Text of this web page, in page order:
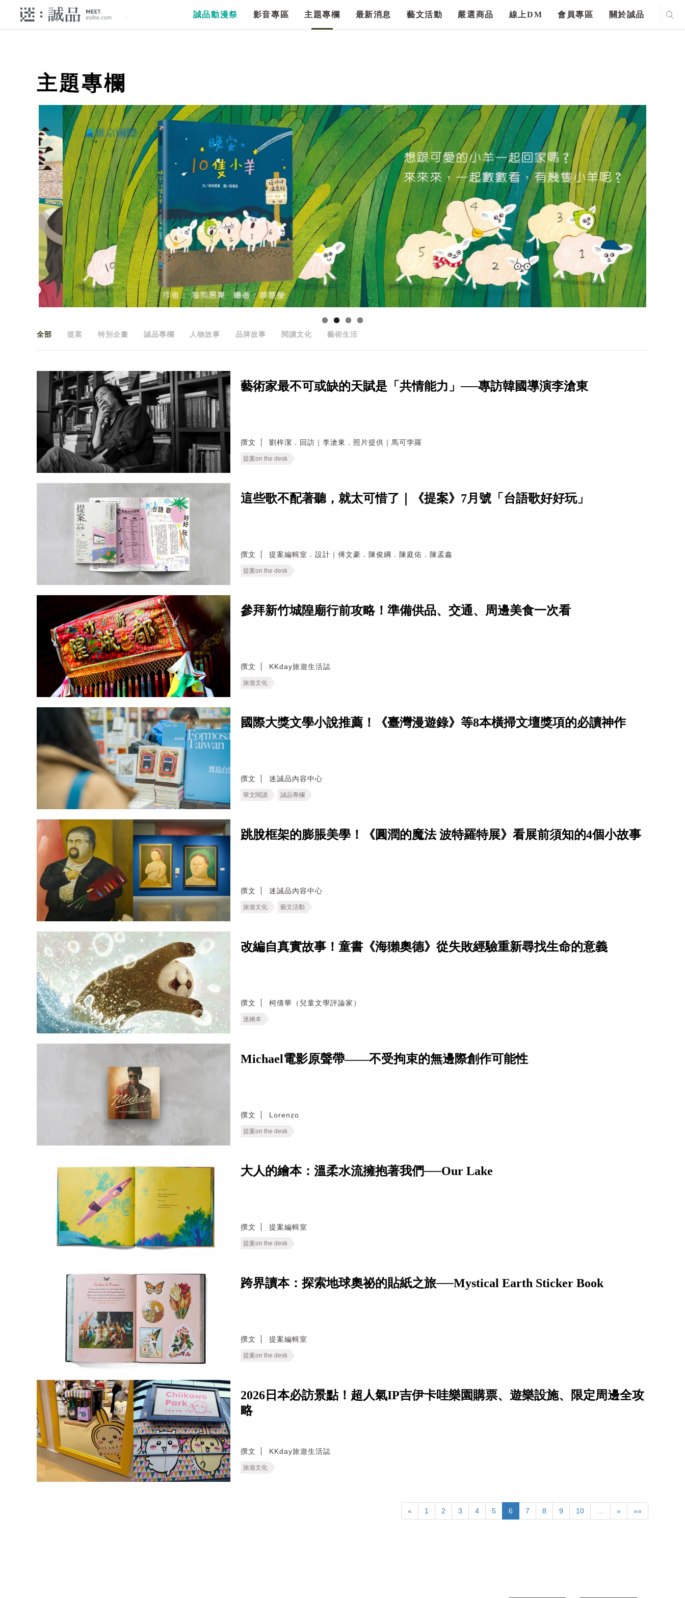
誠品動漫祭 影音專區 主題專欄 最新消息 藝文活動 嚴選商品 線上DM 會員專區 關於誠品
主題專欄
全部 提案 特別企畫 誠品專欄 人物故事 品牌故事 閱讀文化 藝術生活
藝術家最不可或缺的天賦是「共情能力」──專訪韓國導演李滄東
撰文 劉梓潔．回訪｜李滄東．照片提供｜馬可孛羅
提案on the desk
這些歌不配著聽，就太可惜了｜《提案》7月號「台語歌好好玩」
撰文 提案編輯室．設計｜傅文豪．陳俊綱．陳庭佑．陳孟鑫
提案on the desk
參拜新竹城隍廟行前攻略！準備供品、交通、周邊美食一次看
撰文 KKday旅遊生活誌
旅遊文化
國際大獎文學小說推薦！《臺灣漫遊錄》等8本橫掃文壇獎項的必讀神作
撰文 迷誠品內容中心
華文閱讀 誠品專欄
跳脫框架的膨脹美學！《圓潤的魔法 波特羅特展》看展前須知的4個小故事
撰文 迷誠品內容中心
旅遊文化 藝文活動
改編自真實故事！童書《海獺奧德》從失敗經驗重新尋找生命的意義
撰文 柯倩華（兒童文學評論家）
迷繪本
Michael電影原聲帶——不受拘束的無邊際創作可能性
撰文 Lorenzo
提案on the desk
大人的繪本：溫柔水流擁抱著我們──Our Lake
撰文 提案編輯室
提案on the desk
跨界讀本：探索地球奧祕的貼紙之旅──Mystical Earth Sticker Book
撰文 提案編輯室
提案on the desk
2026日本必訪景點！超人氣IP吉伊卡哇樂園購票、遊樂設施、限定周邊全攻
略
撰文 KKday旅遊生活誌
旅遊文化
« 1 2 3 4 5 6 7 8 9 10 … » »»